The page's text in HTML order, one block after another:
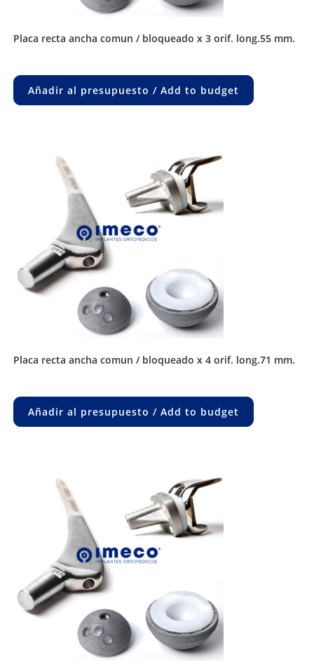
placa recta ancha comun / bloqueado x 3 orif. long.55 mm.
Añadir al presupuesto / Add to budget
placa recta ancha comun / bloqueado x 4 orif. long.71 mm.
Añadir al presupuesto / Add to budget